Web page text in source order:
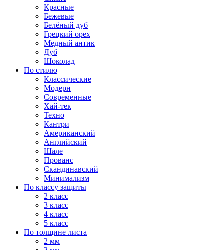
Красные
Бежевые
Белёный дуб
Грецкий орех
Медный антик
Дуб
Шоколад
По стилю
Классические
Модерн
Современные
Хай-тек
Техно
Кантри
Американский
Английский
Шале
Прованс
Скандинавский
Минимализм
По классу защиты
2 класс
3 класс
4 класс
5 класс
По толщине листа
2 мм